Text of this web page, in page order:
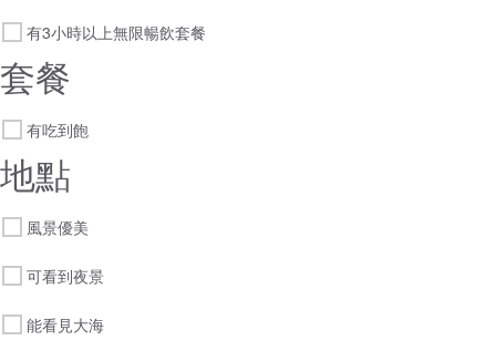
有3小時以上無限暢飲套餐
套餐
有吃到飽
地點
風景優美
可看到夜景
能看見大海